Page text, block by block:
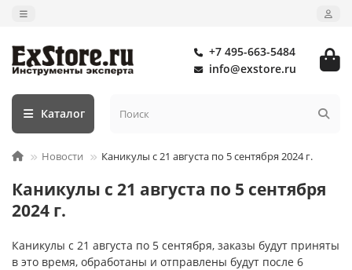
+7 495-663-5484
info@exstore.ru
Каталог
Новости Каникулы с 21 августа по 5 сентября 2024 г.
Каникулы с 21 августа по 5 сентября
2024 г.
Каникулы с 21 августа по 5 сентября, заказы будут приняты
в это время, обработаны и отправлены будут после 6